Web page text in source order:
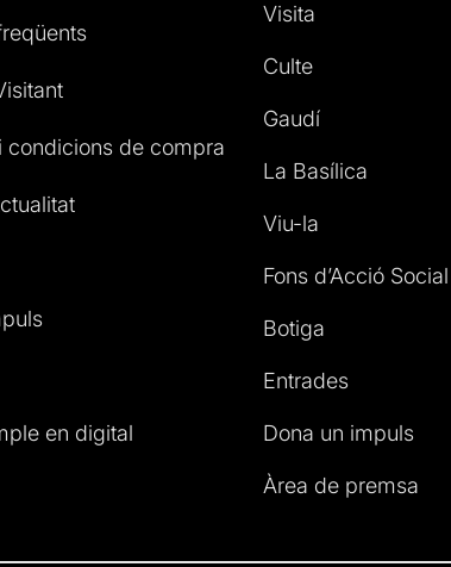
condicions de compra
en digital
Visita
Culte
Gaudí
La Basílica
Viu-la
Fons d’Acció Social
Botiga
Entrades
Dona un impuls
Àrea de premsa